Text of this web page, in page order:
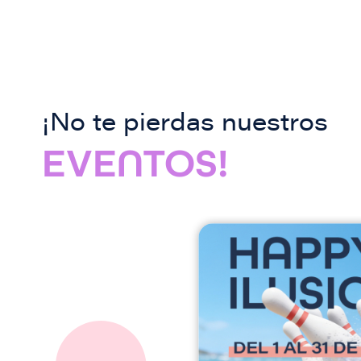
¡No te pierdas nuestros
EVENTOS!
I
g